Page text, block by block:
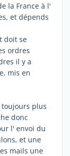
la France à l'
et dépends
doit se
ordres
il y a
mis en
plus
donc
l' envoi du
et une
mails une